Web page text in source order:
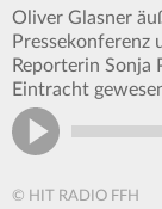
Oliver Glasner
Pressekonferenz
Reporterin Sonja
Eintracht
© HIT RADIO FFH